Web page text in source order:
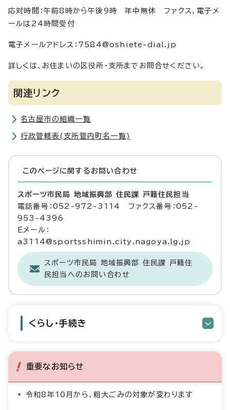
応対時間：午前8時から午後9時 年中無休 ファクス、電子メ
ールは24時間受付
電子メールアドレス：7584@oshiete-dial.jp
詳しくは、お住まいの区役所・支所までお問合せください。
関連リンク
名古屋市の組織一覧
行政管轄表(支所管内町名一覧)
このページに関する お問い合わせ
スポーツ市民局 地域振興部 住民課 戸籍住民担当
電話番号：052-972-3114 ファクス番号：052-
953-4396
Eメール：
a3114@sportsshimin.city.nagoya.lg.jp
スポーツ市民局 地域振興部 住民課 戸籍住
民担当へのお問い合わせ
くらし・手続き
重要なお知らせ
令和8年10月から、粗大ごみの対象が変わります